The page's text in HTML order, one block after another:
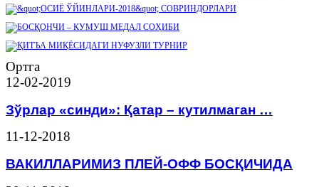
Ортга
12-02-2019
Зўрлар «синди»: Қатар – кутилмаган …
11-12-2018
ВАКИЛЛАРИМИЗ ПЛЕЙ-ОФФ БОСҚИЧИДА